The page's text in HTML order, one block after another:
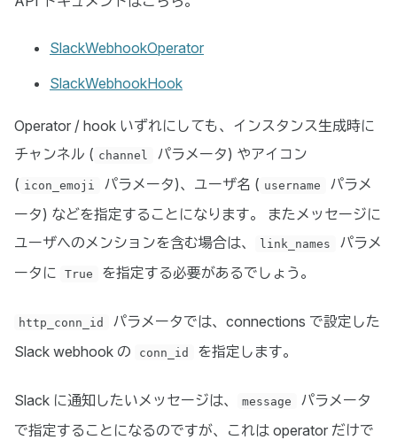
SlackWebhookOperator
SlackWebhookHook
Operator / hook いずれにしても、インスタンス生成時に
チャンネル ( channel
パラメータ) やアイコン
( icon_emoji パラメータ)、ユーザ名 ( username
パラメ
ータ) などを指定することになります。 またメッセージに
ユーザへのメンションを含む場合は、
link_names
パラメ
ータに
True を指定する必要があるでしょう。
http_conn_id
パラメータでは、connections で設定した
Slack webhook の
conn_id を指定します。
Slack に通知したいメッセージは、 message
パラメータ
で指定することになるのですが、これは operator だけで